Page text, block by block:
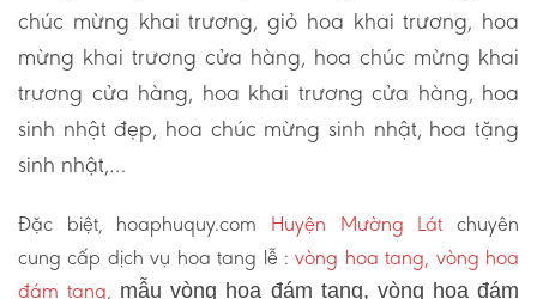
chúc mừng khai trương, giỏ hoa khai trương, hoa
mừng khai trương cửa hàng, hoa chúc mừng khai
trương cửa hàng, hoa khai trương cửa hàng, hoa
sinh nhật đẹp, hoa chúc mừng sinh nhật, hoa tặng
sinh nhật,…
Đặc biệt, hoaphuquy.com Huyện Mường Lát chuyên
cung cấp dịch vụ hoa tang lễ :vòng hoa tang, vòng hoa
đám tang, mẫu vòng hoa đám tang, vòng hoa đám